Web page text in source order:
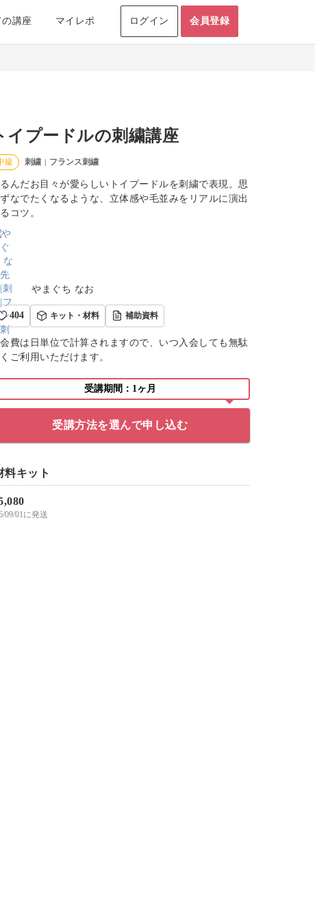
講座 マイレポ ログイン 会員登録
イプードルの刺繍講座
級 刺繍 | フランス刺繍
んだお目々が愛らしいトイプードルを刺繍で表現。思
なでたくなるような、立体感や毛並みをリアルに演出
コツ。
やまぐち なお
404 キット・材料 補助資料
費は日単位で計算されますので、いつ入会しても無駄
ご利用いただけます。
受講期間：1ヶ月
受講方法を選んで申し込む
料キット
09/01に発送